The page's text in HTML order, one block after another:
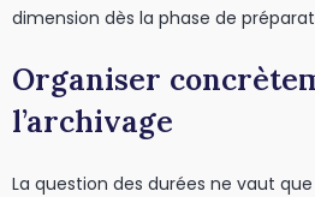
dimension dès la phase de
Organiser
l’archivage
La question des durées ne vaut que